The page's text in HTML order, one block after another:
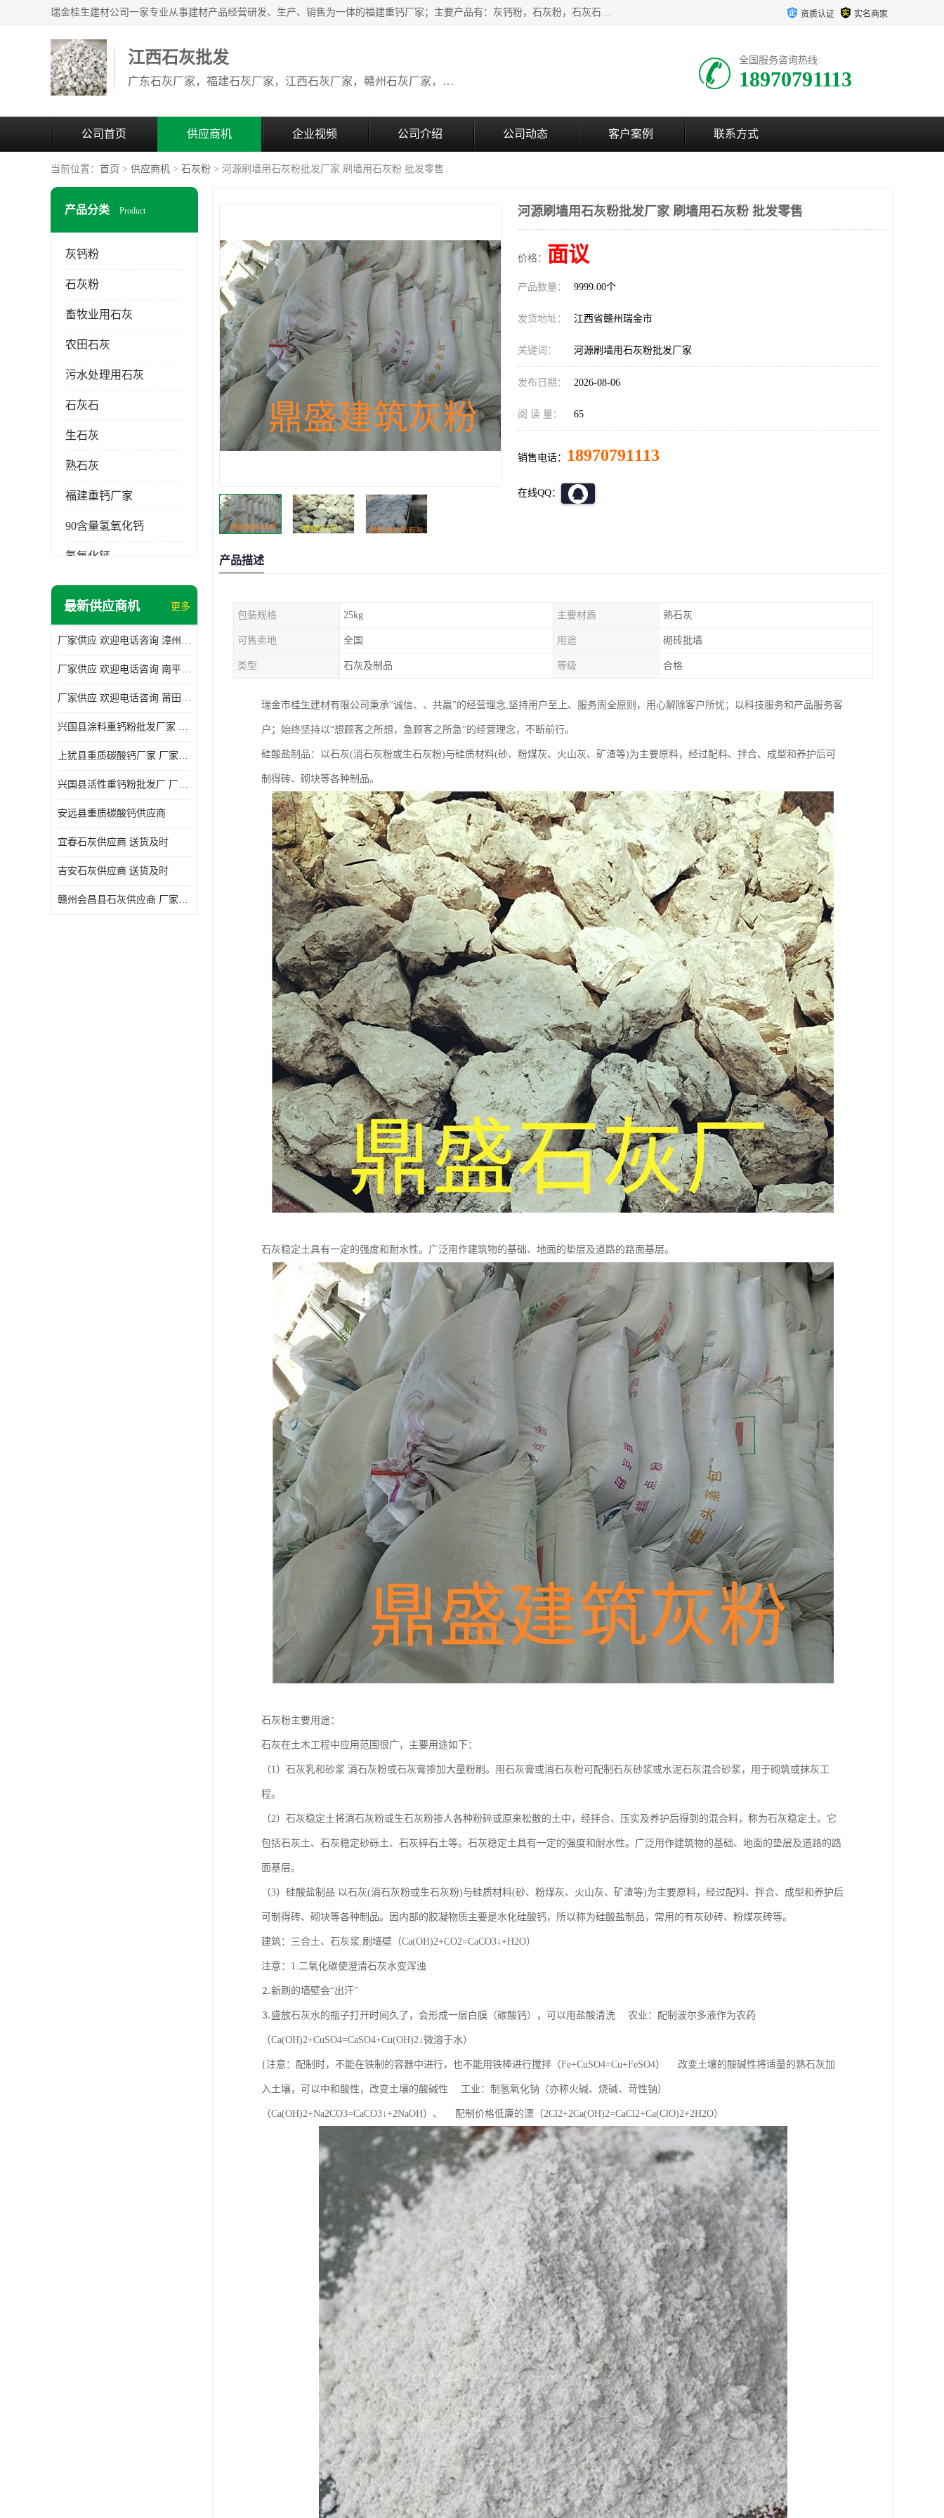
瑞金桂生建材公司一家专业从事建材产品经营研发、生产、销售为一体的福建重钙厂家；主要产品有：灰钙粉，石灰粉，石灰石，生石灰，熟石灰，氧化钙，重钙粉，氢氧化钙，农田石灰，畜牧业用石灰等。欢迎新老客户来电咨询！ 资质认证 实名商家
江西石灰批发
广东石灰厂家，福建石灰厂家，江西石灰厂家，赣州石灰厂家，东莞石灰厂家
全国服务咨询热线:
18970791113
公司首页 供应商机 企业视频 公司介绍 公司动态 客户案例 联系方式
当前位置： 首页 > 供应商机 > 石灰粉 > 河源刷墙用石灰粉批发厂家 刷墙用石灰粉 批发零售
产品分类 Product
灰钙粉
石灰粉
畜牧业用石灰
农田石灰
污水处理用石灰
石灰石
生石灰
熟石灰
福建重钙厂家
90含量氢氧化钙
氢氧化钙
氧化钙
最新供应商机 更多
厂家供应 欢迎电话咨询 漳州活性重钙粉
厂家供应 欢迎电话咨询 南平活性重钙粉批发厂
厂家供应 欢迎电话咨询 莆田高白度重钙粉厂家
兴国县涂料重钙粉批发厂家 厂家供应 欢迎电话咨询
上犹县重质碳酸钙厂家 厂家供应 欢迎电话咨询
兴国县活性重钙粉批发厂 厂家供应 欢迎电话咨询
安远县重质碳酸钙供应商
宜春石灰供应商 送货及时
吉安石灰供应商 送货及时
赣州会昌县石灰供应商 厂家供应
河源刷墙用石灰粉批发厂家 刷墙用石灰粉 批发零售
价格： 面议
产品数量： 9999.00个
发货地址： 江西省赣州瑞金市
关键词： 河源刷墙用石灰粉批发厂家
发布日期： 2026-08-06
阅 读 量： 65
销售电话： 18970791113
在线QQ：
产品描述
包装规格 25kg 主要材质 熟石灰
可售卖地 全国 用途 砌砖批墙
类型 石灰及制品 等级 合格
瑞金市桂生建材有限公司秉承“诚信、、共赢”的经营理念,坚持用户至上、服务周全原则，用心解除客户所忧；以科技服务和产品服务客
户；始终坚持以“想顾客之所想，急顾客之所急”的经营理念，不断前行。
硅酸盐制品：以石灰(消石灰粉或生石灰粉)与硅质材料(砂、粉煤灰、火山灰、矿渣等)为主要原料，经过配料、拌合、成型和养护后可
制得砖、砌块等各种制品。
石灰稳定土具有一定的强度和耐水性。广泛用作建筑物的基础、地面的垫层及道路的路面基层。
石灰粉主要用途：
石灰在土木工程中应用范围很广，主要用途如下：
（1）石灰乳和砂浆 消石灰粉或石灰膏掺加大量粉刷。用石灰膏或消石灰粉可配制石灰砂浆或水泥石灰混合砂浆，用于砌筑或抹灰工
程。
（2）石灰稳定土将消石灰粉或生石灰粉掺人各种粉碎或原来松散的土中，经拌合、压实及养护后得到的混合料，称为石灰稳定土。它
包括石灰土、石灰稳定砂砾土、石灰碎石土等。石灰稳定土具有一定的强度和耐水性。广泛用作建筑物的基础、地面的垫层及道路的路
面基层。
（3）硅酸盐制品 以石灰(消石灰粉或生石灰粉)与硅质材料(砂、粉煤灰、火山灰、矿渣等)为主要原料，经过配料、拌合、成型和养护后
可制得砖、砌块等各种制品。因内部的胶凝物质主要是水化硅酸钙，所以称为硅酸盐制品，常用的有灰砂砖、粉煤灰砖等。
建筑：三合土、石灰浆.刷墙壁（Ca(OH)2+CO2=CaCO3↓+H2O）
注意：1.二氧化碳使澄清石灰水变浑浊
⒉新刷的墙壁会“出汗”
⒊盛放石灰水的瓶子打开时间久了，会形成一层白膜（碳酸钙），可以用盐酸清洗 农业：配制波尔多液作为农药
（Ca(OH)2+CuSO4=CaSO4+Cu(OH)2↓微溶于水）
{注意：配制时，不能在铁制的容器中进行，也不能用铁棒进行搅拌（Fe+CuSO4=Cu+FeSO4） 改变土壤的酸碱性将适量的熟石灰加
入土壤，可以中和酸性，改变土壤的酸碱性 工业：制氢氧化钠（亦称火碱、烧碱、苛性钠）
（Ca(OH)2+Na2CO3=CaCO3↓+2NaOH）、 配制价格低廉的漂（2Cl2+2Ca(OH)2=CaCl2+Ca(ClO)2+2H2O）